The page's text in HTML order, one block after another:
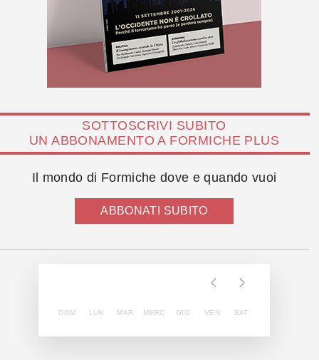
SOTTOSCRIVI SUBITO
UN ABBONAMENTO A FORMICHE PLUS
Il mondo di Formiche dove e quando vuoi
ABBONATI SUBITO
DOM LUN MAR MERC GIO VEN SAT